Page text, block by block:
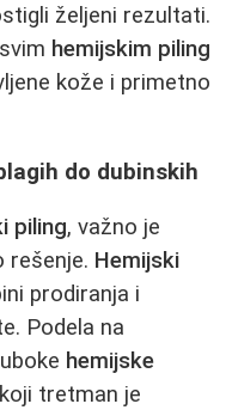
željeni rezultati.
hemijskim piling
kože i primetno
do dubinskih
piling, važno je
rešenje. Hemijski
prodiranja i
Podela na
hemijske
tretman je